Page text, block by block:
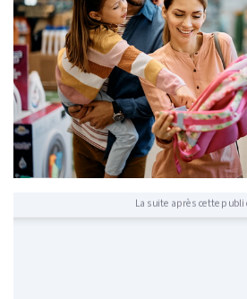
La suite après cette